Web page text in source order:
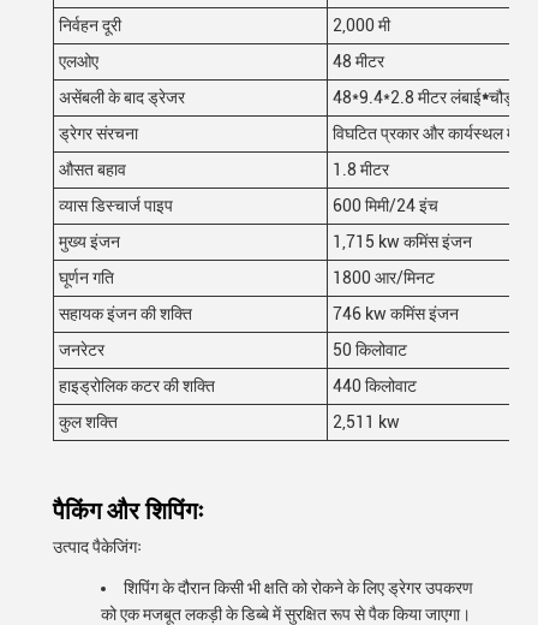
निर्वहन दूरी
2,000 मी
एलओए
48 मीटर
असेंबली के बाद ड्रेजर
48*9.4*2.8 मीटर लंबाई*चौड़ाई*
ड्रेगर संरचना
विघटित प्रकार और कार्यस्थल में
औसत बहाव
1.8 मीटर
व्यास डिस्चार्ज पाइप
600 मिमी/24 इंच
मुख्य इंजन
1,715 kw कमिंस इंजन
घूर्णन गति
1800 आर/मिनट
सहायक इंजन की शक्ति
746 kw कमिंस इंजन
जनरेटर
50 किलोवाट
हाइड्रोलिक कटर की शक्ति
440 किलोवाट
कुल शक्ति
2,511 kw
पैकिंग और शिपिंगः
उत्पाद पैकेजिंगः
शिपिंग के दौरान किसी भी क्षति को रोकने के लिए ड्रेगर उपकरण
को एक मजबूत लकड़ी के डिब्बे में सुरक्षित रूप से पैक किया जाएगा।